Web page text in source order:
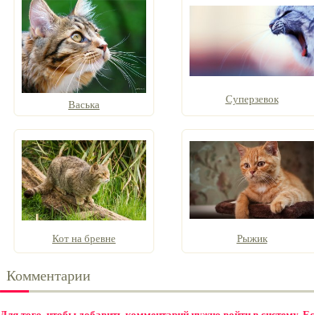
Васька Суперзевок
Кот на бревне Рыжик
Комментарии